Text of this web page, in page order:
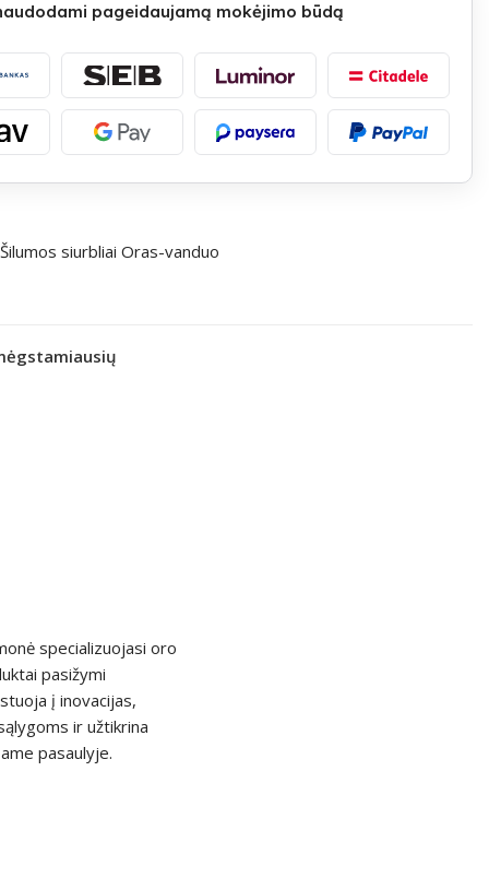
pageidaujamą mokėjimo būdą
Šilumos siurbliai Oras-vanduo
specializuojasi oro
pasižymi
į inovacijas,
ir užtikrina
pasaulyje.